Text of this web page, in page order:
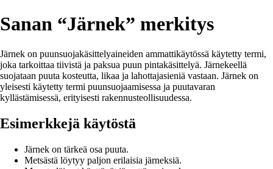
Sanan “Järnek” merkitys
Järnek on puunsuojakäsittelyaineiden ammattikäytössä käytetty termi,
joka tarkoittaa tiivistä ja paksua puun pintakäsittelyä. Järnekeellä
suojataan puuta kosteutta, likaa ja lahottajasieniä vastaan. Järnek on
yleisesti käytetty termi puunsuojaamisessa ja puutavaran
kyllästämisessä, erityisesti rakennusteollisuudessa.
Esimerkkejä käytöstä
Järnek on tärkeä osa puuta.
Metsästä löytyy paljon erilaisia järneksiä.